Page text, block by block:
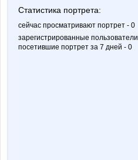
Статистика портрета:
сейчас просматривают портрет - 0
зарегистрированные пользователи
посетившие портрет за 7 дней - 0